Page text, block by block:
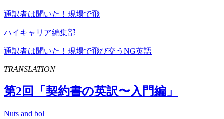
通訳者は聞いた！現場で飛
ハイキャリア編集部
通訳者は聞いた！現場で飛び交うNG英語
TRANSLATION
第2回「契約書の英訳〜入門編」
Nuts and bol